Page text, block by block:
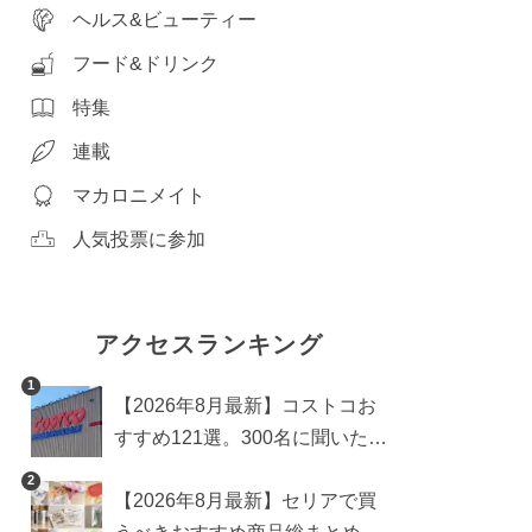
ヘルス&ビューティー
フード&ドリンク
特集
連載
マカロニメイト
人気投票に参加
アクセスランキング
1
【2026年8月最新】コストコお
すすめ121選。300名に聞いた買
め商品も
2
【2026年8月最新】セリアで買